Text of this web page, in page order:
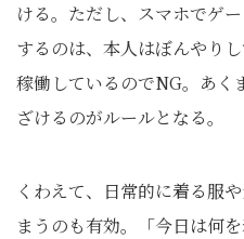
ける。ただし、スマホでゲ
するのは、本人はぼんやり
稼働しているのでNG。あく
ざけるのがルールとなる。
くわえて、日常的に着る服
まうのも有効。「今日は何